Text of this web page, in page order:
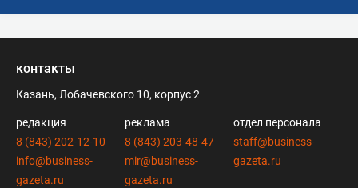
контакты
Казань, Лобачевского 10, корпус 2
редакция
8 (843) 202-12-10
info@business-
gazeta.ru
реклама
8 (843) 203-48-47
mir@business-
gazeta.ru
отдел персонала
staff@business-
gazeta.ru